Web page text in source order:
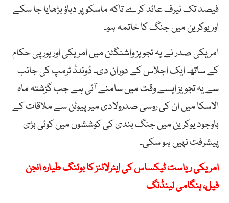
فیصد تک ٹیرف عائد کرے تاکہ ماسکو پر دباؤ بڑھایا جا سکے
اور یوکرین میں جنگ کا خاتمہ ہو۔
امریکی صدر نے یہ تجویز واشنگٹن میں امریکی اور یورپی حکام
کے ساتھ ایک اجلاس کے دوران دی۔ ڈونلڈ ٹرمپ کی جانب
سے یہ تجویز ایسے وقت میں سامنے آئی ہے جب گزشتہ ماہ
الاسکا میں ان کی روسی صدرولادی میر پیوٹن سے ملاقات کے
باوجود یوکرین میں جنگ بندی کی کوششوں میں کوئی بڑی
پیشرفت نہیں ہو سکی۔
امریکی ریاست ٹیکساس کی ایئرلائنز کا بوئنگ طیارہ انجن
فیل، ہنگامی لینڈنگ